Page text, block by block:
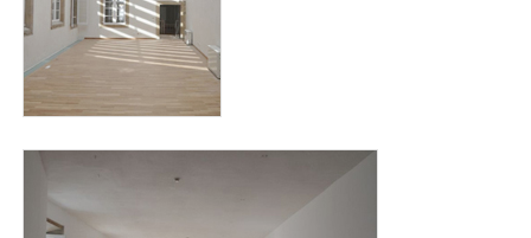
bendana3.jpg